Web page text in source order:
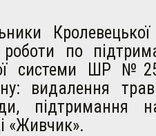
Кролевецької
роботи по
системи ШР
видалення
підтримання
«Живчик».